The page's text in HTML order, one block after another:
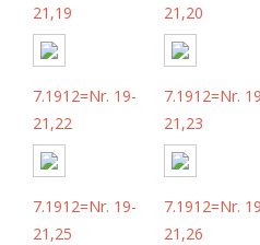
21,19
21,20
7.1912=Nr. 19-
21,22
7.1912=Nr.
21,23
7.1912=Nr. 19-
21,25
7.1912=Nr.
21,26